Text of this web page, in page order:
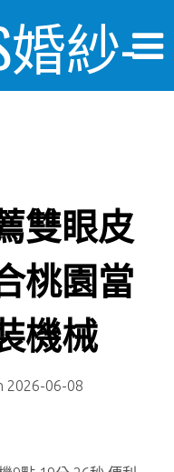
婚紗-
雙眼皮
桃園當
機械
2026-06-08